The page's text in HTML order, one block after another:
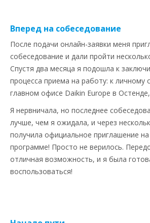
Вперед на собеседование
После подачи онлайн-заявки меня
собеседование и дали пройти
Спустя два месяца я подошла к
процесса приема на работу: к личному
главном офисе Daikin Europe в
Я нервничала, но последнее
лучше, чем я ожидала, и через
получила официальное приглашение на
программе! Просто не верилось.
отличная возможность, и я была
воспользоваться!